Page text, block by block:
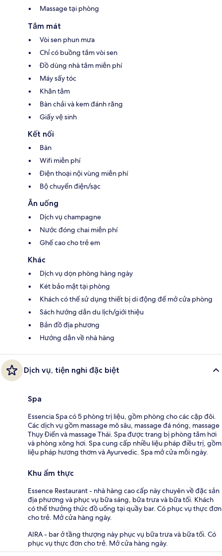
Massage tại phòng
Tắm mát
Vòi sen phun mưa
Chỉ có buồng tắm vòi sen
Đồ dùng nhà tắm miễn phí
Máy sấy tóc
Khăn tắm
Bàn chải và kem đánh răng
Giấy vệ sinh
Kết nối
Bàn
Wifi miễn phí
Điện thoại nội vùng miễn phí
Bộ chuyển điện/sạc
Ăn uống
Dịch vụ champagne
Nước đóng chai miễn phí
Ghế cao cho trẻ em
Khác
Dịch vụ dọn phòng hàng ngày
Két bảo mật tại phòng
Khách có thể sử dụng thiết bị di động để mở cửa phòng
Sách hướng dẫn du lịch/giới thiệu
Bản đồ địa phương
Hướng dẫn về nhà hàng
Dịch vụ, tiện nghi đặc biệt
Spa
Essencia Spa có 5 phòng trị liệu, gồm phòng cho các cặp đôi.
Các dịch vụ gồm massage mô sâu, massage đá nóng, massage
Thụy Điển và massage Thái. Spa được trang bị phòng tắm hơi
và phòng xông hơi. Spa cung cấp nhiều liệu pháp điều trị, gồm
liệu pháp hương thơm và Ayurvedic. Spa mở cửa mỗi ngày.
Khu ẩm thực
Essence Restaurant - nhà hàng cao cấp này chuyên về đặc sản
địa phương và phục vụ bữa sáng, bữa trưa và bữa tối. Khách
có thể thưởng thức đồ uống tại quầy bar. Có phục vụ thực đơn
cho trẻ. Mở cửa hàng ngày.
AIRA - bar ở tầng thượng này phục vụ bữa trưa và bữa tối. Có
phục vụ thực đơn cho trẻ. Mở cửa hàng ngày.